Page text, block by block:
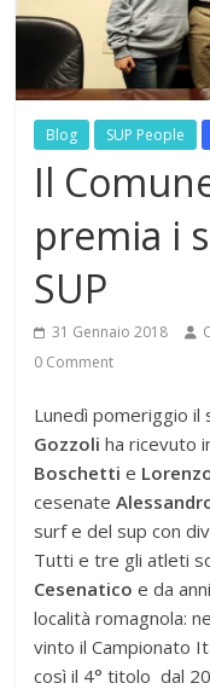
Blog SUP People
Il
premia i
SUP
31 Gennaio 2018
0 Comment
Lunedì pomeriggio il
Gozzoli ha ricevuto
Boschetti e
cesenate
surf e del sup con
Tutti e tre gli atleti
Cesenaticoe da
località romagnola:
vinto il Campionato
così il 4° titolo dal